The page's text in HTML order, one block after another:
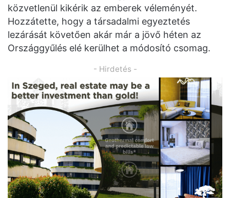
közvetlenül kikérik az emberek véleményét.
Hozzátette, hogy a társadalmi egyeztetés
lezárását követően akár már a jövő héten az
Országgyűlés elé kerülhet a módosító csomag.
- Hirdetés -